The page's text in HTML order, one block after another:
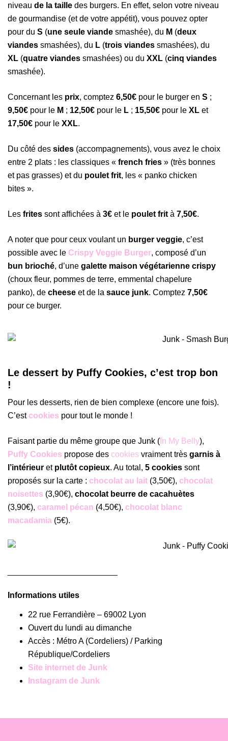
niveau de la taille des burgers. En effet, selon votre niveau
de gourmandise (et de votre appétit), vous pouvez opter
pour du S (une seule viande smashée), du M (deux
viandes smashées), du L (trois viandes smashées), du
XL (quatre viandes smashées) ou du XXL (cinq viandes
smashée).
Concernant les prix, comptez 6,50€ pour le burger en S ;
9,50€ pour le M ; 12,50€ pour le L ; 15,50€ pour le XL et
17,50€ pour le XXL.
Du côté des sides (accompagnements), vous avez le choix
entre 2 plats : les classiques « french fries » (très bonnes
et pas grasses) et du poulet frit, les « panko chicken
bites ».
Les frites sont affichées à 3€ et le poulet frit à 7,50€.
A noter que pour ceux voulant un burger veggie, c’est
possible avec le Crispy Veggie Burger, composé d’un
bun brioché, d’une galette maison végétarienne crispy
(choux fleur, pommes de terre, emmental chapelure
panko), de cheese et de la sauce junk. Comptez 7,50€
pour ce burger.
Le dessert by Puffy Cookies, c’est trop bon
!
Pour les desserts, rien de bien complexe (encore une fois).
C’estcookies pour tout le monde !
Faisant partie du même groupe que Junk ( In My Belly),
Puffy Cookies propose des cookies vraiment très garnis à
l’intérieur et plutôt copieux. Au total, 5 cookies sont
proposés sur la carte : chocolat au lait (3,50€), chocolat
noisettes (3,90€), chocolat beurre de cacahuètes
(3,90€), caramel pécan (4,50€), chocolat blanc
macadamia (5€).
Informations utiles
22 rue Ferrandière – 69002 Lyon
Ouvert du lundi au dimanche
Accès : Métro A (Cordeliers) / Parking
République/Cordeliers
Site internet de Junk
Instagram de Junk